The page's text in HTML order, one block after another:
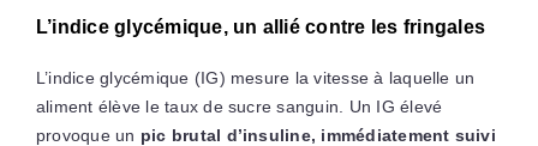
L’indice glycémique, un allié contre les fringales
L’indice glycémique (IG) mesure la vitesse à laquelle un
aliment élève le taux de sucre sanguin. Un IG élevé
provoque un pic brutal d’insuline, immédiatement suivi